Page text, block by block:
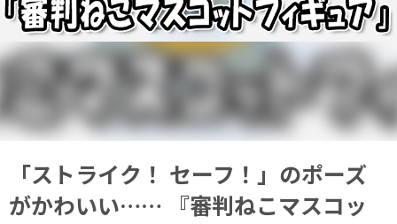
「ストライク！ セーフ！」のポーズ
がかわいい…… 『審判ねこマスコッ